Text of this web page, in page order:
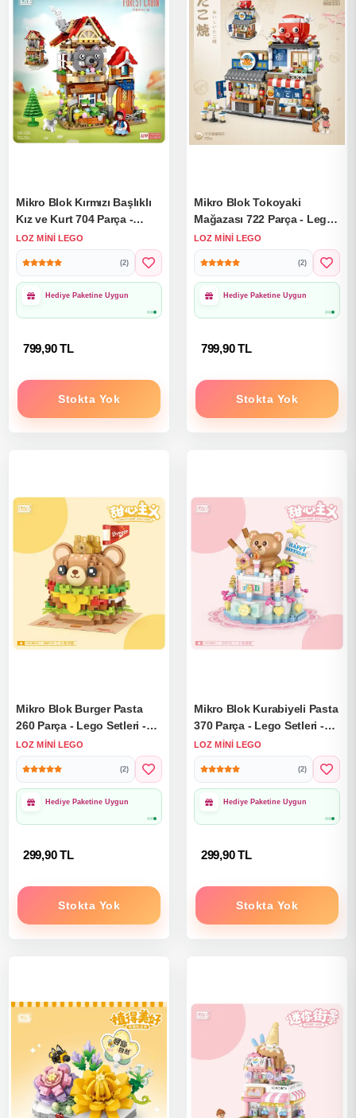
Mikro Blok Kırmızı Başlıklı
Kız ve Kurt 704 Parça -
Lego Setleri - Loz Mini
Lego - Dükkan Lego - Loz
Lego - Mikro Bloklar
LOZ MINI LEGO
(2)
1000₺ Üzeri Ücretsiz
Kargo
799,90 TL
Stokta Yok
Mikro Blok Tokoyaki
Mağazası 722 Parça - Lego
Setleri - Loz Mini Lego -
Dükkan Lego - Loz Lego -
Mikro Bloklar
LOZ MINI LEGO
(2)
1000₺ Üzeri Ücretsiz
Kargo
799,90 TL
Stokta Yok
Mikro Blok Burger Pasta
260 Parça - Lego Setleri -
Loz Mini Lego - Pasta Lego
- Loz Lego - Mikro Bloklar
LOZ MINI LEGO
(2)
1000₺ Üzeri Ücretsiz
Kargo
299,90 TL
Stokta Yok
Mikro Blok Kurabiyeli Pasta
370 Parça - Lego Setleri -
Loz Mini Lego - Pasta Lego
- Loz Lego - Mikro Bloklar
LOZ MINI LEGO
(2)
1000₺ Üzeri Ücretsiz
Kargo
299,90 TL
Stokta Yok